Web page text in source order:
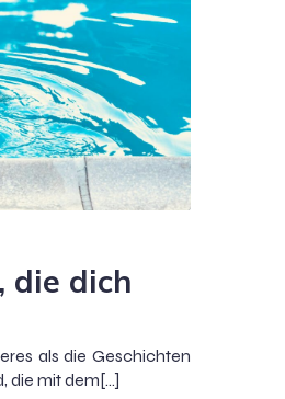
die dich
als die Geschichten
die mit dem[…]